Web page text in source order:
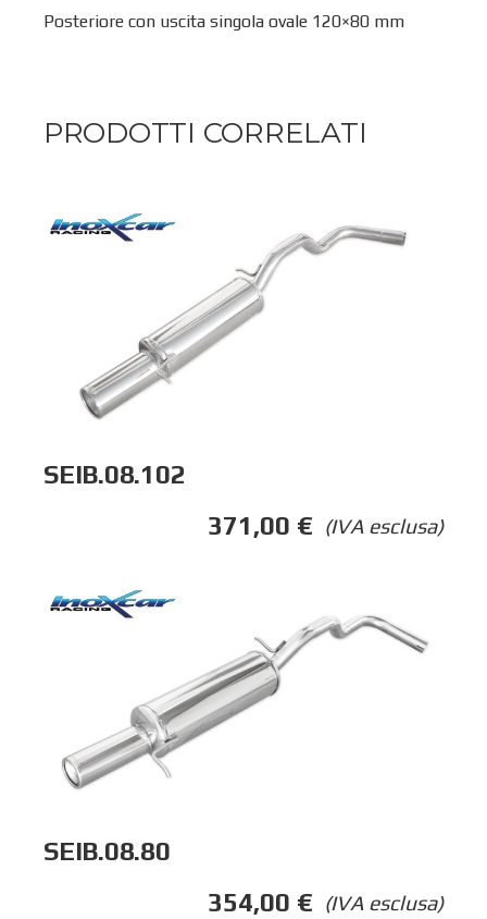
Posteriore con uscita singola ovale 120×80 mm
PRODOTTI CORRELATI
SEIB.08.102
(IVA esclusa)
371,00 €
SEIB.08.80
(IVA esclusa)
354,00 €